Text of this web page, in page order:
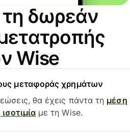
δωρεάν
Wise
μεταφοράς χρημάτων
θα έχεις πάντα τη μέση
με τη Wise.